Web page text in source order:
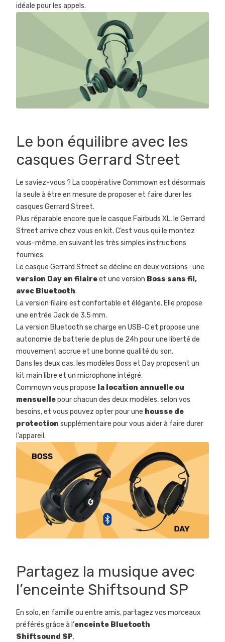
idéale pour les appels.
Le bon équilibre avec les
casques Gerrard Street
Le saviez-vous ? La coopérative Commown est désormais
la seule à être en mesure de proposer et faire durer les
casques Gerrard Street.
Plus réparable encore que le casque Fairbuds XL, le Gerrard
Street arrive chez vous en kit. C’est vous qui le montez
vous-même, en suivant les très simples instructions
fournies.
Le casque Gerrard Street se décline en deux versions : une
version Day en filaireet une version Boss sans fil,
avec Bluetooth.
La version filaire est confortable et élégante. Elle propose
une entrée Jack de 3.5 mm.
La version Bluetooth se charge en USB-C et propose une
autonomie de batterie de plus de 24h pour une liberté de
mouvement accrue et une bonne qualité du son.
Dans les deux cas, les modèles Boss et Day proposent un
kit main libre et un microphone intégré.
Commown vous propose la location annuelle ou
mensuellepour chacun des deux modèles, selon vos
besoins, et vous pouvez opter pour une housse de
protection supplémentaire pour vous aider à faire durer
l’appareil.
Partagez la musique avec
l’enceinte Shiftsound SP
En solo, en famille ou entre amis, partagez vos morceaux
préférés grâce à l’enceinte Bluetooth
Shiftsound SP.